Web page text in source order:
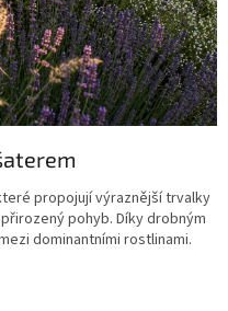
propojují výraznější trvalky
pohyb. Díky drobným
dominantními rostlinami.